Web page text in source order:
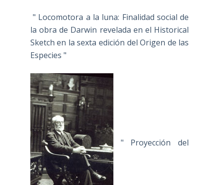
" Locomotora a la luna: Finalidad social de
la obra de Darwin revelada en el Historical
Sketch en la sexta edición del Origen de las
Especies "
" Proyección del